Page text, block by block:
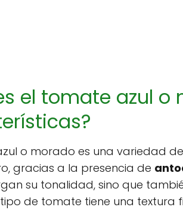
el tomate azul
o morado es una variedad
gracias a la presencia de
su tonalidad, sino que
de tomate tiene una textura